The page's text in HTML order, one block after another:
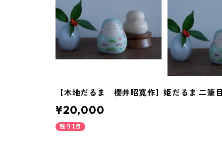
【木地だるま 櫻井昭寛作】姫だるま 二筆
¥20,000
残り1点